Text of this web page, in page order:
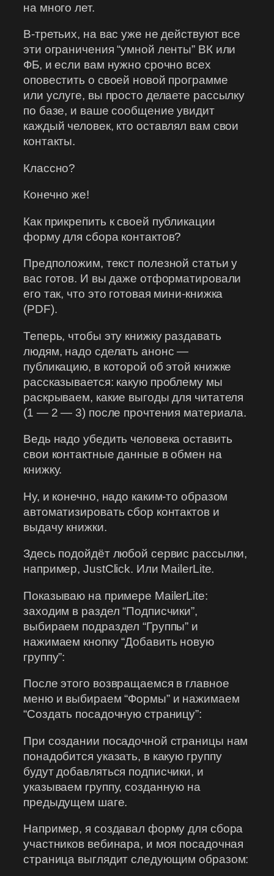
на много лет.
В-третьих, на вас уже не действуют все
эти ограничения “умной ленты” ВК или
ФБ, и если вам нужно срочно всех
оповестить о своей новой программе
или услуге, вы просто делаете рассылку
по базе, и ваше сообщение увидит
каждый человек, кто оставлял вам свои
контакты.
Классно?
Конечно же!
Как прикрепить к своей публикации
форму для сбора контактов?
Предположим, текст полезной статьи у
вас готов. И вы даже отформатировали
его так, что это готовая мини-книжка
(PDF).
Теперь, чтобы эту книжку раздавать
людям, надо сделать анонс —
публикацию, в которой об этой книжке
рассказывается: какую проблему мы
раскрываем, какие выгоды для читателя
(1 — 2 — 3) после прочтения материала.
Ведь надо убедить человека оставить
свои контактные данные в обмен на
книжку.
Ну, и конечно, надо каким-то образом
автоматизировать сбор контактов и
выдачу книжки.
Здесь подойдёт любой сервис рассылки,
например, JustClick. Или MailerLite.
Показываю на примере MailerLite:
заходим в раздел “Подписчики”,
выбираем подраздел “Группы” и
нажимаем кнопку “Добавить новую
группу”:
После этого возвращаемся в главное
меню и выбираем “Формы” и нажимаем
“Создать посадочную страницу”:
При создании посадочной страницы нам
понадобится указать, в какую группу
будут добавляться подписчики, и
указываем группу, созданную на
предыдущем шаге.
Например, я создавал форму для сбора
участников вебинара, и моя посадочная
страница выглядит следующим образом: